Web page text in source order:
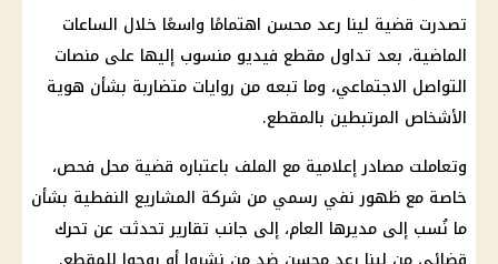
تصدرت قضية لينا رعد محسن اهتمامًا واسعًا خلال الساعات
الماضية، بعد تداول مقطع فيديو منسوب إليها على منصات
التواصل الاجتماعي، وما تبعه من روايات متضاربة بشأن هوية
الأشخاص المرتبطين بالمقطع.
وتعاملت مصادر إعلامية مع الملف باعتباره قضية محل فحص،
خاصة مع ظهور نفي رسمي من شركة المشاريع النفطية بشأن
ما نُسب إلى مديرها العام، إلى جانب تقارير تحدثت عن تحرك